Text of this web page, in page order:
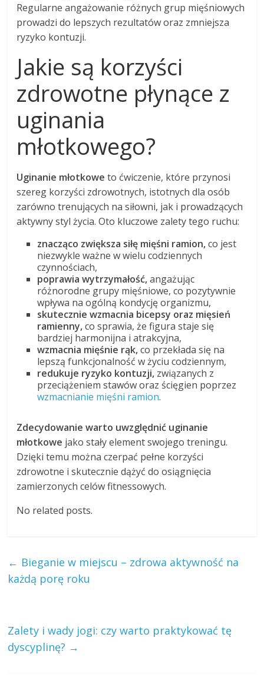
Regularne angażowanie różnych grup mięśniowych
prowadzi do lepszych rezultatów oraz zmniejsza
ryzyko kontuzji.
Jakie są korzyści
zdrowotne płynące z
uginania
młotkowego?
Uginanie młotkowe to ćwiczenie, które przynosi
szereg korzyści zdrowotnych, istotnych dla osób
zarówno trenujących na siłowni, jak i prowadzących
aktywny styl życia. Oto kluczowe zalety tego ruchu:
znacząco zwiększa siłę mięśni ramion,co jest
niezwykle ważne w wielu codziennych
czynnościach,
poprawia wytrzymałość,angażując
różnorodne grupy mięśniowe, co pozytywnie
wpływa na ogólną kondycję organizmu,
skutecznie wzmacnia bicepsy oraz mięsień
ramienny,co sprawia, że figura staje się
bardziej harmonijna i atrakcyjna,
wzmacnia mięśnie rąk,co przekłada się na
lepszą funkcjonalność w życiu codziennym,
redukuje ryzyko kontuzji, związanych z
przeciążeniem stawów oraz ścięgien poprzez
wzmacnianie mięśni ramion.
Zdecydowanie warto uwzględnić uginanie
młotkowe jako stały element swojego treningu.
Dzięki temu można czerpać pełne korzyści
zdrowotne i skutecznie dążyć do osiągnięcia
zamierzonych celów fitnessowych.
No related posts.
← Bieganie w miejscu – zdrowa aktywność na
każdą porę roku
Zalety i wady jogi: czy warto praktykować tę
dyscyplinę? →